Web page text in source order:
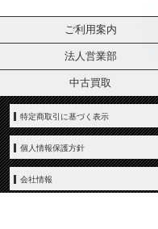
ご利用案内
法人営業部
中古買取
特定商取引に基づく表示
個人情報保護方針
会社情報